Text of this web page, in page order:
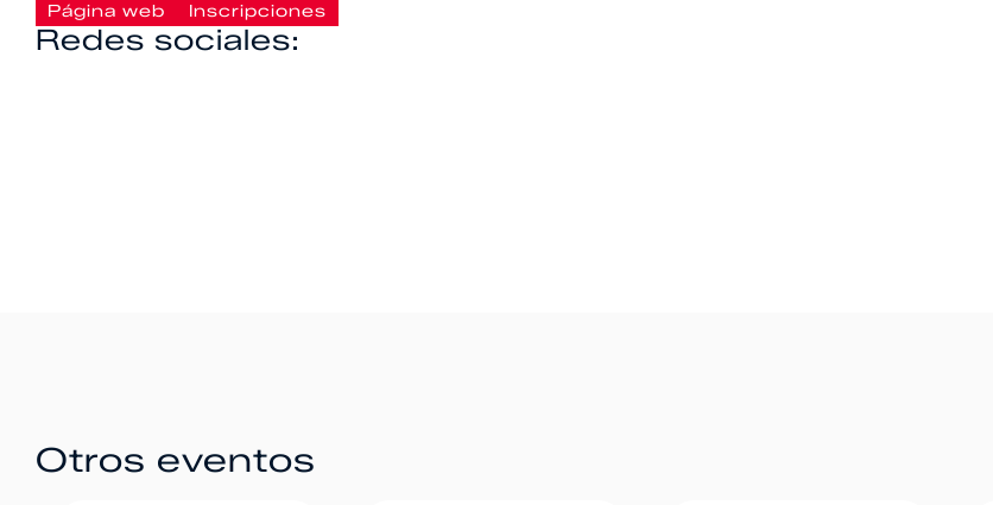
Página web Inscripciones
Redes sociales:
Otros eventos